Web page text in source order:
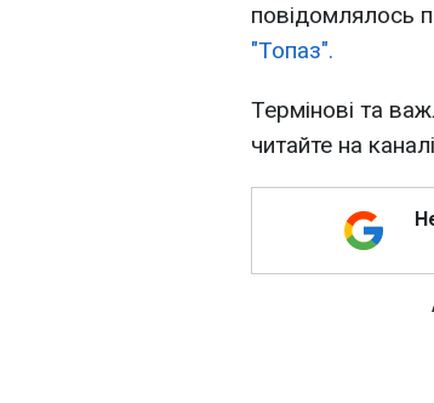
повідомлялось
"Топаз".
Термінові та
читайте на каналі